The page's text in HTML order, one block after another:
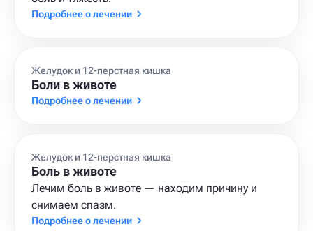
Подробнее о лечении
Желудок и 12-перстная кишка
Боли в животе
Подробнее о лечении
Желудок и 12-перстная кишка
Боль в животе
Лечим боль в животе — находим причину и
снимаем спазм.
Подробнее о лечении